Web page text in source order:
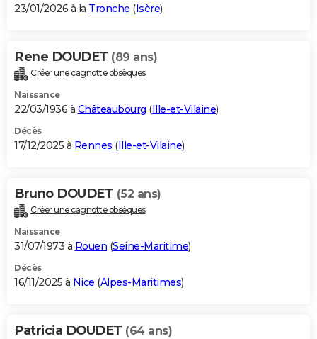
BONS PLANS
Carte de Noël
Carte Bonne année
Carte Saint-Valentin
Carte Pâques
Carte d'anniversaire
DICTIONNAIRE
Dictionnaire
Biographies
Citations
Expressions
Proverbes
PROGRAMME TV
S'inscrire
Se connecter
Lycées
Collèges
Primaires
Universités
Entreprises
Service militaire
Avis de recherche
AVIS DE DÉCÈS
Bricolage
Lifestyle
Culture
Sport
Auto
Television
Voyage
Cinema
23/01/2026 à la Tronche (Isère)
Rene DOUDET (89 ans)
Créer une cagnotte obsèques
Naissance
22/03/1936 à Châteaubourg (Ille-et-Vilaine)
Décès
17/12/2025 à Rennes (Ille-et-Vilaine)
Bruno DOUDET (52 ans)
Créer une cagnotte obsèques
Naissance
31/07/1973 à Rouen (Seine-Maritime)
Décès
16/11/2025 à Nice (Alpes-Maritimes)
Patricia DOUDET (64 ans)